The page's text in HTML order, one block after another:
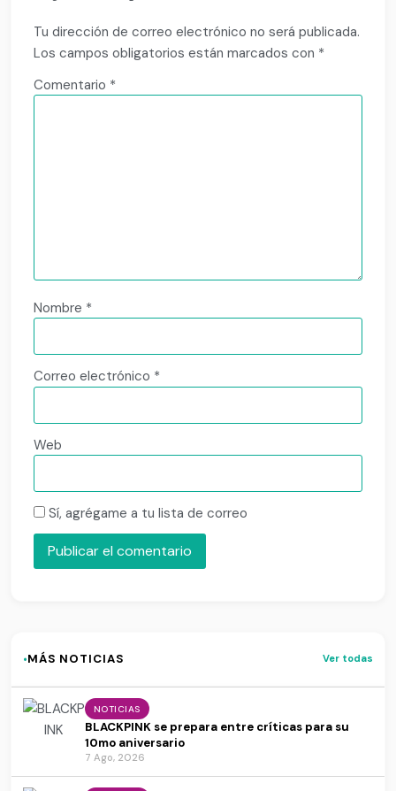
Tu dirección de correo electrónico no será publicada.
Los campos obligatorios están marcados con *
Comentario *
Nombre *
Correo electrónico *
Web
Sí, agrégame a tu lista de correo
·MÁS NOTICIAS Ver todas
NOTICIAS
BLACKPINK se prepara entre críticas para su
10mo aniversario
7 Ago, 2026